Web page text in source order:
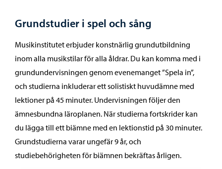
Grundstudier i spel och sång
Musikinstitutet erbjuder konstnärlig grundutbildning
inom alla musikstilar för alla åldrar. Du kan komma med i
grundundervisningen genom evenemanget ”Spela in”,
och studierna inkluderar ett solistiskt huvudämne med
lektioner på 45 minuter. Undervisningen följer den
ämnesbundna läroplanen. När studierna fortskrider kan
du lägga till ett biämne med en lektionstid på 30 minuter.
Grundstudierna varar ungefär 9 år, och
studiebehörigheten för biämnen bekräftas årligen.